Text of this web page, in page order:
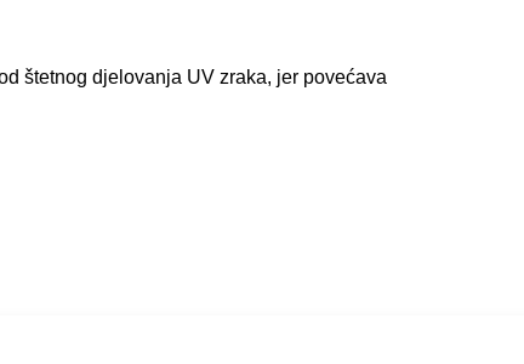
štetnog djelovanja UV zraka, jer povećava